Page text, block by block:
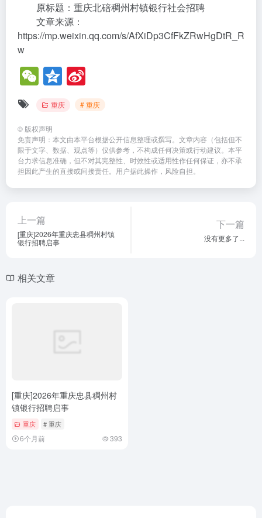
原标题：重庆北碚稠州村镇银行社会招聘
文章来源：
https://mp.weixin.qq.com/s/AfXiDp3CfFkZRwHgDtR_R
w
W
e
C
h
at
Q
z
o
n
e
n
a
W
ei
b
o
重庆 # 重庆
© 版权声明
免责声明：本文由本平台根据公开信息整理或撰写。文章内容（包括但不
限于文字、数据、观点等）仅供参考，不构成任何决策或行动建议。本平
台力求信息准确，但不对其完整性、时效性或适用性作任何保证，亦不承
担因此产生的直接或间接责任。用户据此操作，风险自担。
上一篇
[重庆]2026年重庆忠县稠州村镇
银行招聘启事
下一篇
没有更多了...
相关文章
[重庆]2026年重庆忠县稠州村
镇银行招聘启事
重庆 # 重庆
6个月前 393